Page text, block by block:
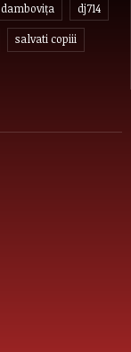
dambovița dj714
salvati copiii